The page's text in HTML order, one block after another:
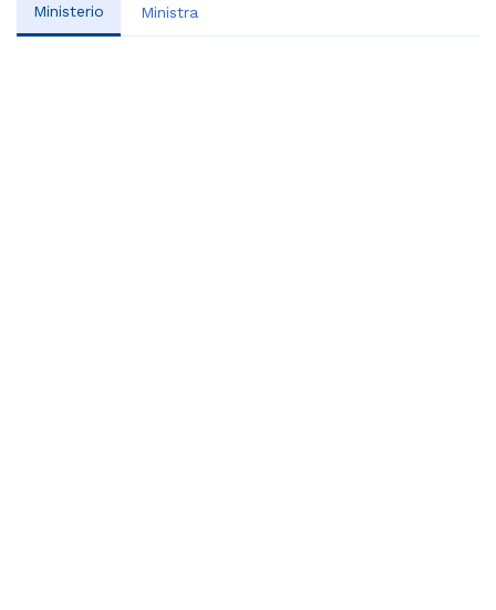
Ministerio Ministra